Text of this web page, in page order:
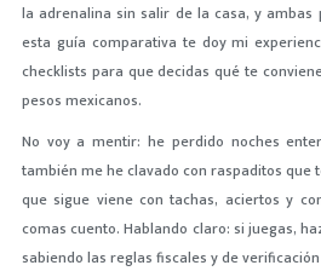
la adrenalina sin salir de la casa, y ambas
esta guía comparativa te doy mi
checklists para que decidas qué te
pesos mexicanos.
No voy a mentir: he perdido noches
también me he clavado con raspaditos que
que sigue viene con tachas, aciertos y
comas cuento. Hablando claro: si juegas,
sabiendo las reglas fiscales y de